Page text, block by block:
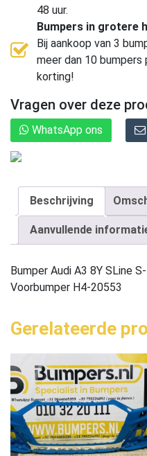
48 uur.
Bumpers in grotere
Bij aankoop van 3
meer dan 10
korting!
Vragen over deze
WhatsApp ons
Beschrijving
Aanvullende
Bumper Audi A3 8Y SLine
Voorbumper H4-20553
Gerelateerde